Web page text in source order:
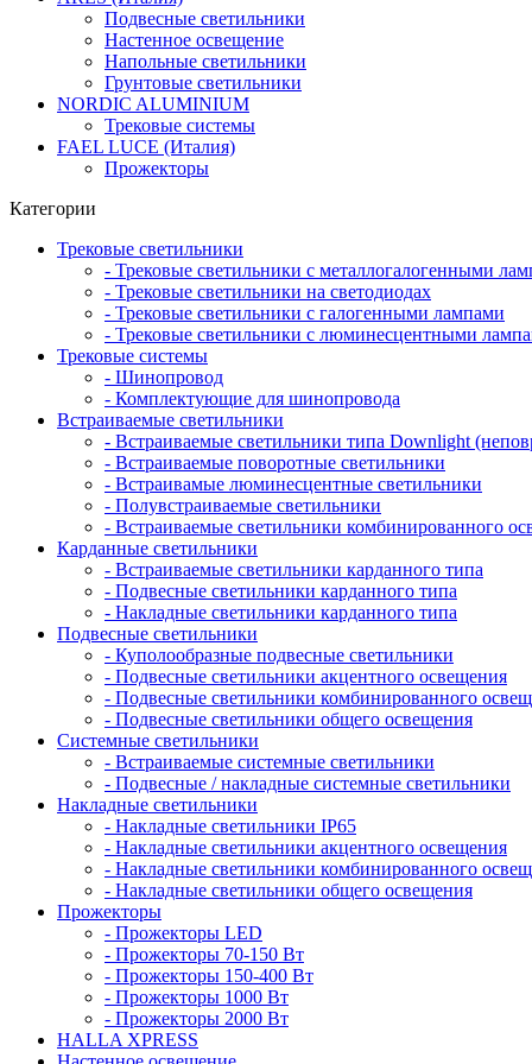
Подвесные светильники
Настенное освещение
Напольные светильники
Грунтовые светильники
NORDIC ALUMINIUM
Трековые системы
FAEL LUCE (Италия)
Прожекторы
Категории
Трековые светильники
- Трековые светильники с металлогалогенными
- Трековые светильники на светодиодах
- Трековые светильники с галогенными лампами
- Трековые светильники с люминесцентными
Трековые системы
- Шинопровод
- Комплектующие для шинопровода
Встраиваемые светильники
- Встраиваемые светильники типа Downlight
- Встраиваемые поворотные светильники
- Встраивамые люминесцентные светильники
- Полувстраиваемые светильники
- Встраиваемые светильники комбинированного
Карданные светильники
- Встраиваемые светильники карданного типа
- Подвесные светильники карданного типа
- Накладные светильники карданного типа
Подвесные светильники
- Куполообразные подвесные светильники
- Подвесные светильники акцентного освещения
- Подвесные светильники комбинированного
- Подвесные светильники общего освещения
Системные светильники
- Встраиваемые системные светильники
- Подвесные / накладные системные светильники
Накладные светильники
- Накладные светильники IP65
- Накладные светильники акцентного освещения
- Накладные светильники комбинированного
- Накладные светильники общего освещения
Прожекторы
- Прожекторы LED
- Прожекторы 70-150 Вт
- Прожекторы 150-400 Вт
- Прожекторы 1000 Вт
- Прожекторы 2000 Вт
HALLA XPRESS